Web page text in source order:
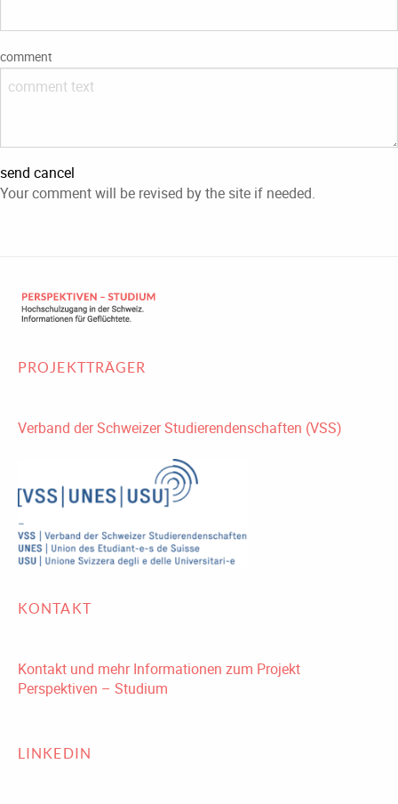
comment
send cancel
Your comment will be revised by the site if needed.
PROJEKTTRÄGER
Verband der Schweizer Studierendenschaften (VSS)
KONTAKT
Kontakt und mehr Informationen zum Projekt
Perspektiven – Studium
LINKEDIN